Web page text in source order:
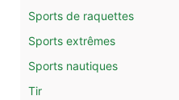
Sports de raquettes
Sports extrêmes
Sports nautiques
Tir